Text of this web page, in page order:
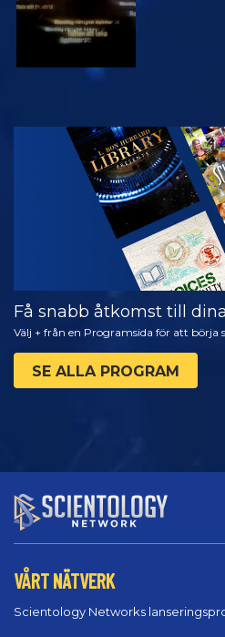
TITTA
Få snabb åtkomst till
Välj + från en Programsida för att
SE ALLA PROGRAM
VÅRT NÄTVERK
Scientology Networks